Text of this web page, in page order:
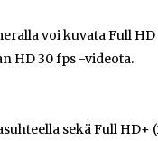
voi kuvata Full HD
HD 30 fps -videota.
sekä Full HD+